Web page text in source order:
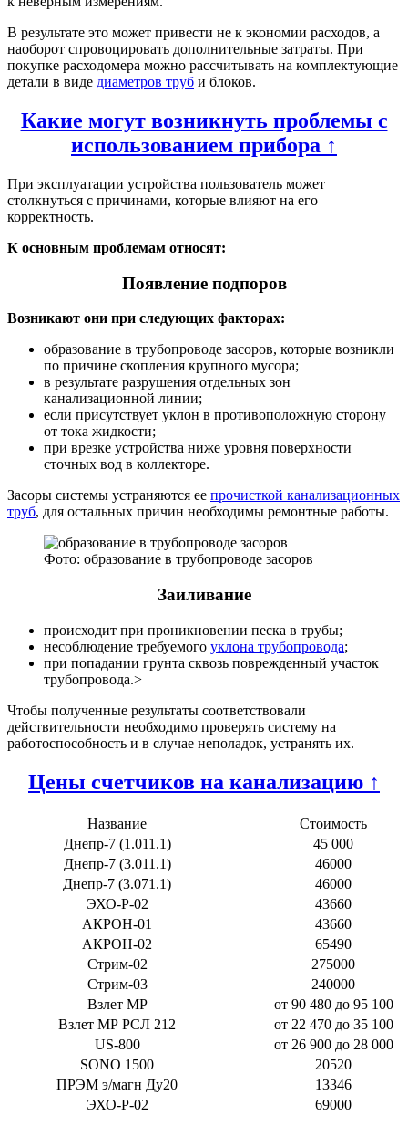
В результате это может привести не к экономии расходов, а
наоборот спровоцировать дополнительные затраты. При
покупке расходомера можно рассчитывать на комплектующие
детали в виде диаметров труб и блоков.
Какие могут возникнуть проблемы с
использованием прибора ↑
При эксплуатации устройства пользователь может
столкнуться с причинами, которые влияют на его
корректность.
К основным проблемам относят:
Появление подпоров
Возникают они при следующих факторах:
образование в трубопроводе засоров, которые возникли
по причине скопления крупного мусора;
в результате разрушения отдельных зон
канализационной линии;
если присутствует уклон в противоположную сторону
от тока жидкости;
при врезке устройства ниже уровня поверхности
сточных вод в коллекторе.
Засоры системы устраняются ее прочисткой канализационных
труб, для остальных причин необходимы ремонтные работы.
Фото: образование в трубопроводе засоров
Заиливание
происходит при проникновении песка в трубы;
несоблюдение требуемого уклона трубопровода;
при попадании грунта сквозь поврежденный участок
трубопровода.>
Чтобы полученные результаты соответствовали
действительности необходимо проверять систему на
работоспособность и в случае неполадок, устранять их.
Цены счетчиков на канализацию ↑
Название
Стоимость
Днепр-7 (1.011.1)
45 000
Днепр-7 (3.011.1)
46000
Днепр-7 (3.071.1)
46000
ЭХО-Р-02
43660
АКРОН-01
43660
АКРОН-02
65490
Стрим-02
275000
Стрим-03
240000
Взлет МР
от 90 480 до 95 100
Взлет МР РСЛ 212
от 22 470 до 35 100
US-800
от 26 900 до 28 000
SONO 1500
20520
ПРЭМ э/магн Ду20
13346
ЭХО-Р-02
69000